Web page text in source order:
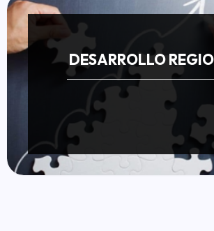
DESARROLLO